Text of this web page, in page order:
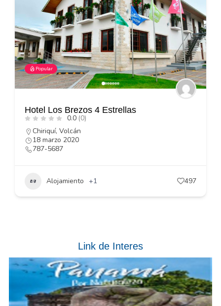
Popular
Hotel Los Brezos 4 Estrellas
0.0 (0)
Chiriquí, Volcán
18 marzo 2020
787-5687
Alojamiento +1 497
Link de Interes